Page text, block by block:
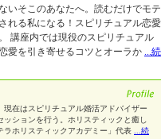
いそこのあなたへ。読むだけでモテ
れる私になる！スピリチュアル恋愛
講座内では現役のスピリチュアル
愛を引き寄せるコツとオーラか ...続
在はスピリチュアル婚活アドバイザー
ションを行う。ホリスティックと癒し
ラホリスティックアカデミー」代表
...続